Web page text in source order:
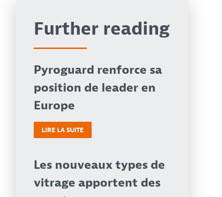
Further reading
Pyroguard renforce sa
position de leader en
Europe
LIRE LA SUITE
Les nouveaux types de
vitrage apportent des